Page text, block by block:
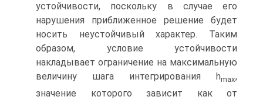
устойчивости, поскольку в случае его
нарушения приближенное решение будет
носить неустойчивый характер. Таким
образом, условие устойчивости
накладывает ограничение на максимальную
величину шага интегрирования hmax,
значение которого зависит как от